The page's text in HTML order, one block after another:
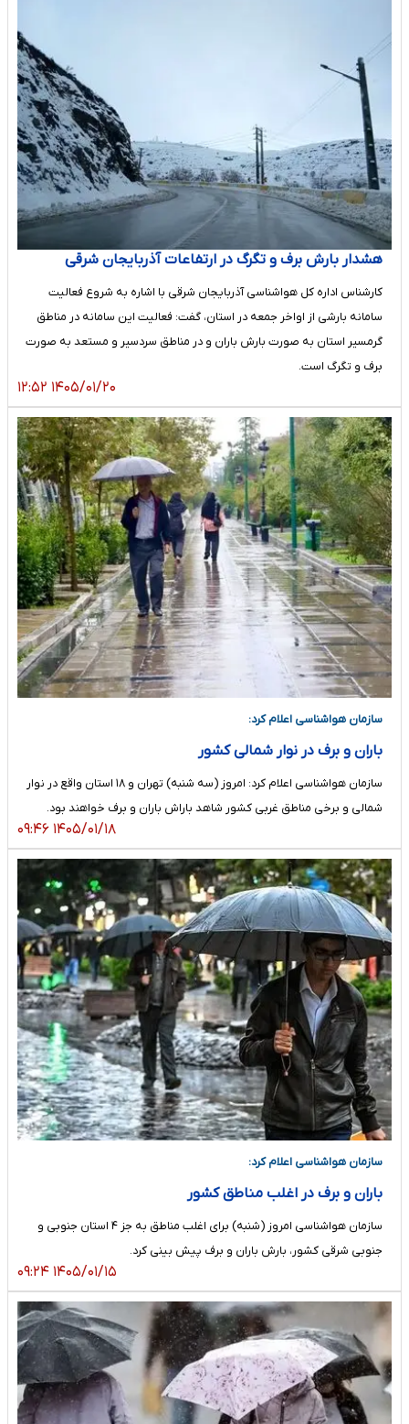
هشدار بارش برف و تگرگ در ارتفاعات آذربایجان شرقی
کارشناس اداره کل هواشناسی آذربایجان شرقی با اشاره به شروع فعالیت
سامانه بارشی از اواخر جمعه در استان، گفت: فعالیت این سامانه در مناطق
گرمسیر استان به صورت بارش باران و در مناطق سردسیر و مستعد به صورت
برف و تگرگ است.
۱۴۰۵/۰۱/۲۰ ۱۲:۵۲
سازمان هواشناسی اعلام کرد:
باران و برف در نوار شمالی کشور
سازمان هواشناسی اعلام کرد: امروز (سه شنبه) تهران و ۱۸ استان واقع در نوار
شمالی و برخی مناطق غربی کشور شاهد باراش باران و برف خواهند بود.
۱۴۰۵/۰۱/۱۸ ۰۹:۴۶
سازمان هواشناسی اعلام کرد:
باران و برف در اغلب مناطق کشور
سازمان هواشناسی امروز (شنبه) برای اغلب مناطق به جز ۴ استان جنوبی و
جنوبی شرقی کشور، بارش باران و برف پیش بینی کرد.
۱۴۰۵/۰۱/۱۵ ۰۹:۲۴